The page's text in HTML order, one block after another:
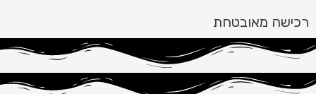
רכישה מאובטחת